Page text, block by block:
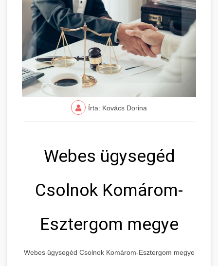
Írta: Kovács Dorina
Webes ügysegéd
Csolnok Komárom-
Esztergom megye
Webes ügysegéd Csolnok Komárom-Esztergom megye